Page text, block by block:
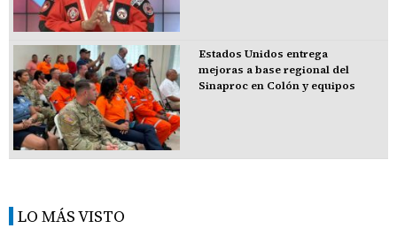
Estados Unidos entrega
mejoras a base regional del
Sinaproc en Colón y equipos
LO MÁS VISTO